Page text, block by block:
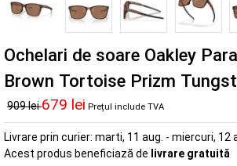
Ochelari de soare Oakley
Brown Tortoise Prizm
909 lei679 lei Prețul include TVA
Livrare prin curier: marti, 11 aug. - miercuri, 12
Acest produs beneficiază de livrare gratuită